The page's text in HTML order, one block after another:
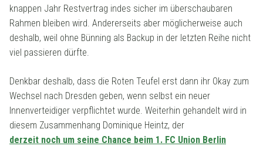
knappen Jahr Restvertrag indes sicher im überschaubaren
Rahmen bleiben wird. Andererseits aber möglicherweise auch
deshalb, weil ohne Bünning als Backup in der letzten Reihe nicht
viel passieren dürfte.
Denkbar deshalb, dass die Roten Teufel erst dann ihr Okay zum
Wechsel nach Dresden geben, wenn selbst ein neuer
Innenverteidiger verpflichtet wurde. Weiterhin gehandelt wird in
diesem Zusammenhang Dominique Heintz, der
derzeit noch um seine Chance beim 1. FC Union Berlin